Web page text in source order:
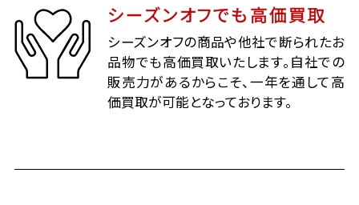
シーズンオフでも高価買取
シーズンオフの商品や他社で断られたお
品物でも高価買取いたします。自社での
販売力があるからこそ、一年を通して高
価買取が可能となっております。